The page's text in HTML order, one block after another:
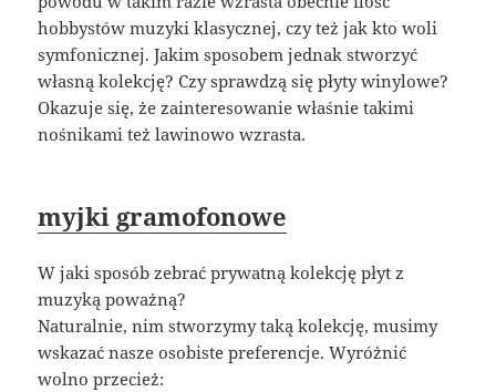
hobbystów muzyki klasycznej, czy też jak kto woli
symfonicznej. Jakim sposobem jednak stworzyć
własną kolekcję? Czy sprawdzą się płyty winylowe?
Okazuje się, że zainteresowanie właśnie takimi
nośnikami też lawinowo wzrasta.
myjki gramofonowe
W jaki sposób zebrać prywatną kolekcję płyt z
muzyką poważną?
Naturalnie, nim stworzymy taką kolekcję, musimy
wskazać nasze osobiste preferencje. Wyróżnić
wolno przecież: